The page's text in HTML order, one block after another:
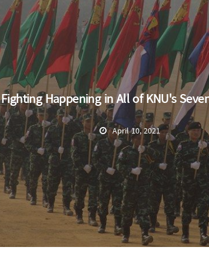
Fighting Happening in All of KNU's
April 10, 2021